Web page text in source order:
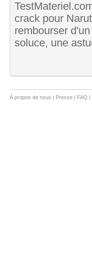
crack pour
rembourser
soluce, une
À propos de nous | Presse | FAQ |